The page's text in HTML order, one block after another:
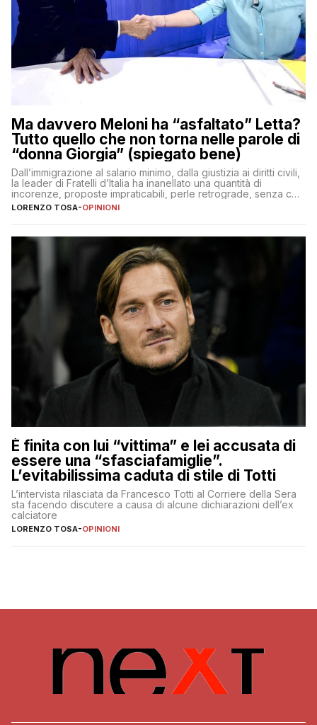
Ma davvero Meloni ha “asfaltato” Letta?
Tutto quello che non torna nelle parole di
“donna Giorgia” (spiegato bene)
Dall’immigrazione al salario minimo, dalla giustizia ai diritti civili,
la leader di Fratelli d’Italia ha inanellato una quantità di
incorenze, proposte impraticabili, perle retrograde, senza che
nessuno – a destra come a sinistra – glielo abbia fatto notare
LORENZO TOSA-OPINIONI
È finita con lui “vittima” e lei accusata di
essere una “sfasciafamiglie”.
L’evitabilissima caduta di stile di Totti
L’intervista rilasciata da Francesco Totti al Corriere della Sera
sta facendo discutere a causa di alcune dichiarazioni dell’ex
calciatore
LORENZO TOSA-OPINIONI